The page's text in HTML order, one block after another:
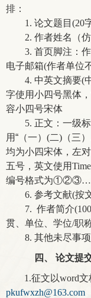
排：
1. 论文题目(20
2. 作者姓名（仿
3. 首页脚注：
电子邮箱(作者单
4. 中英文摘要(
字使用小四号黑体
容小四号宋体
5. 正文：一级
用“ （一）(二)（三
均为小四宋体，左
五号，英文使用
编号格式为
6. 参考文献(按
7. 作者简介
贯、单位、学位/职
8. 其他未尽事
四、 论文提
1.征文以word文
pkufwxzh@163.com